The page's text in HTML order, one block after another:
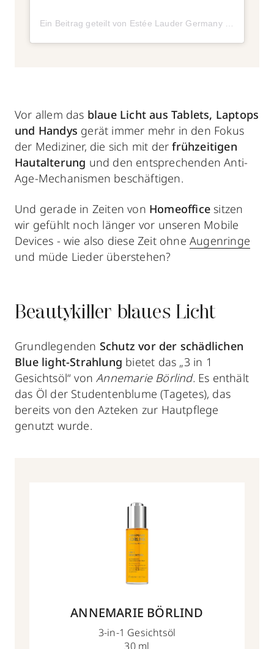
Vor allem das blaue Licht aus Tablets, Laptops
und Handys gerät immer mehr in den Fokus
der Mediziner, die sich mit derfrühzeitigen
Hautalterung und den entsprechenden Anti-
Age-Mechanismen beschäftigen.
Und gerade in Zeiten von Homeoffice sitzen
wir gefühlt noch länger vor unseren Mobile
Devices - wie also diese Zeit ohne Augenringe
und müde Lieder überstehen?
Beautykiller blaues Licht
Grundlegenden Schutz vor der schädlichen
Blue light-Strahlung bietet das „3 in 1
Gesichtsöl“ von Annemarie Börlind. Es enthält
das Öl der Studentenblume (Tagetes), das
bereits von den Azteken zur Hautpflege
genutzt wurde.
ANNEMARIE BÖRLIND
3-in-1 Gesichtsöl
30 ml